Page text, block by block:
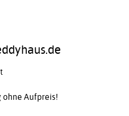
ohne Aufpreis!